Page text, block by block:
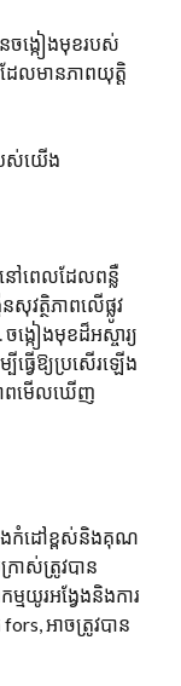
ចង្កៀងមុខរបស់
ែលមានភាពយុត្តិ
បស់យើង
ៅពេលដែលពន្លឺ
សុវត្ថិភាពលើផ្លូវ
កៀងមុខដ៏អស្ចារ្យ
វើឱ្យប្រសើរឡើង
ាពមើលឃើញ
ងកំដៅខ្ពស់និងគុណ
រាស់ត្រូវបាន
មយូរអង្វែងនិងការ
អាចត្រូវបាន